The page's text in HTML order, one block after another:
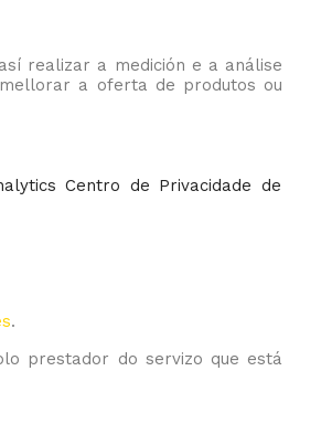
realizar a medición e a análise
a oferta de produtos ou
Centro de Privacidade de
.
prestador do servizo que está